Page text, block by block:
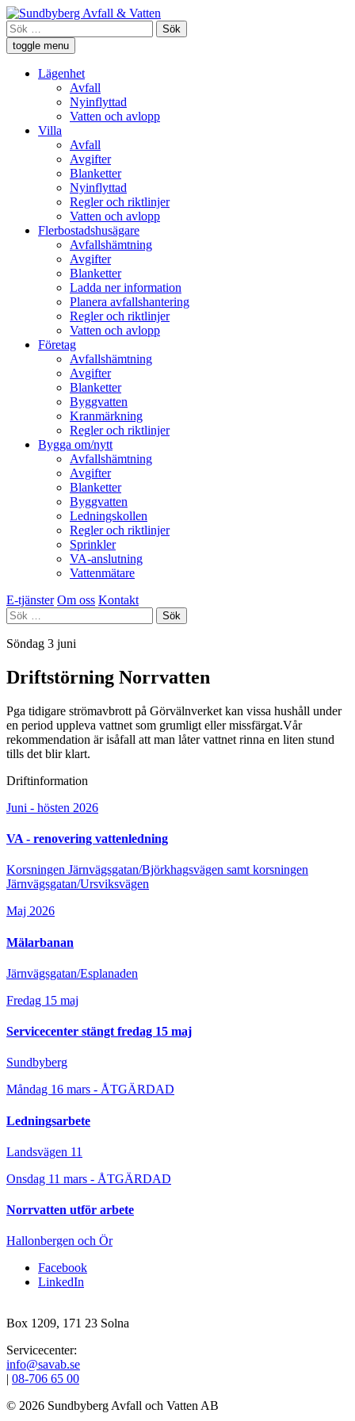
Skip
to
content
Sundbyberg Avfall och Vatten
Vi ansvarar för sophämtning, leverans av rent dricksvatten och att
avloppsvattnet tas omhand i Sundbyberg.
Sök
efter:
toggle menu
Lägenhet
Avfall
Nyinflyttad
Vatten och avlopp
Villa
Avfall
Avgifter
Blanketter
Nyinflyttad
Regler och riktlinjer
Vatten och avlopp
Flerbostadshusägare
Avfallshämtning
Avgifter
Blanketter
Ladda ner information
Planera avfallshantering
Regler och riktlinjer
Vatten och avlopp
Företag
Avfallshämtning
Avgifter
Blanketter
Byggvatten
Kranmärkning
Regler och riktlinjer
Bygga om/nytt
Avfallshämtning
Avgifter
Blanketter
Byggvatten
Ledningskollen
Regler och riktlinjer
Sprinkler
VA-anslutning
Vattenmätare
E-tjänster Om oss Kontakt
Sök
efter:
Söndag 3 juni
Driftstörning Norrvatten
Pga tidigare strömavbrott på Görvälnverket kan vissa hushåll under
en period uppleva vattnet som grumligt eller missfärgat.Vår
rekommendation är isåfall att man låter vattnet rinna en liten stund
tills det blir klart.
Driftinformation
Juni - hösten 2026
VA - renovering vattenledning
Korsningen Järnvägsgatan/Björkhagsvägen samt korsningen
Järnvägsgatan/Ursviksvägen
Maj 2026
Mälarbanan
Järnvägsgatan/Esplanaden
Fredag 15 maj
Servicecenter stängt fredag 15 maj
Sundbyberg
Måndag 16 mars - ÅTGÄRDAD
Ledningsarbete
Landsvägen 11
Onsdag 11 mars - ÅTGÄRDAD
Norrvatten utför arbete
Hallonbergen och Ör
Facebook
LinkedIn
Box 1209, 171 23 Solna
Servicecenter:
info@savab.se
08‑706 65 00
© 2026 Sundbyberg Avfall och Vatten AB